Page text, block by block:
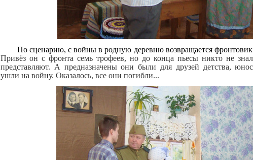
По сценарию, с войны в родную деревню возвращается
Привёз он с фронта семь трофеев, но до конца пьесы никто не
представляют. А предназначены они были для друзей детства,
ушли на войну. Оказалось, все они погибли...